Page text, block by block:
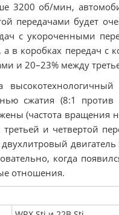
3200 об/мин,
передачами будет
с укороченными
а в коробках передач
и 20–23% между
сжатия (8:1
(частота вращения
и четвертой
когда
отношения.